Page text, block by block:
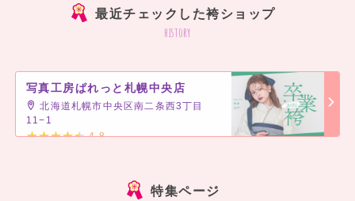
最近チェックした袴ショップ
history
写真工房ぱれっと札幌中央店
北海道札幌市中央区南二条西3丁目
11−1
4.8
特集ページ